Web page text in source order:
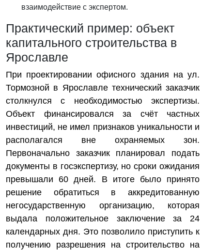
взаимодействие с экспертом.
Практический пример: объект
капитального строительства в
Ярославле
При проектировании офисного здания на ул.
Тормозной в Ярославле технический заказчик
столкнулся с необходимостью экспертизы.
Объект финансировался за счёт частных
инвестиций, не имел признаков уникальности и
располагался вне охраняемых зон.
Первоначально заказчик планировал подать
документы в госэкспертизу, но сроки ожидания
превышали 60 дней. В итоге было принято
решение обратиться в аккредитованную
негосударственную организацию, которая
выдала положительное заключение за 24
календарных дня. Это позволило приступить к
получению разрешения на строительство на